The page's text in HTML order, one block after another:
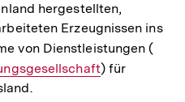
hergestellten,
Erzeugnissen ins
von Dienstleistungen (
) für